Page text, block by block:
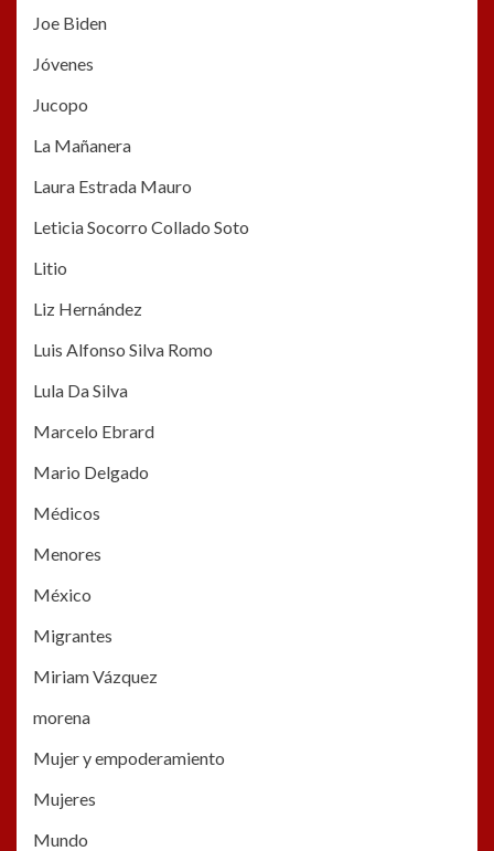
Joe Biden
Jóvenes
Jucopo
La Mañanera
Laura Estrada Mauro
Leticia Socorro Collado Soto
Litio
Liz Hernández
Luis Alfonso Silva Romo
Lula Da Silva
Marcelo Ebrard
Mario Delgado
Médicos
Menores
México
Migrantes
Miriam Vázquez
morena
Mujer y empoderamiento
Mujeres
Mundo